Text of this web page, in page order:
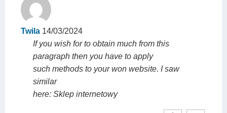
Twila 14/03/2024
If you wish for to obtain much from this
paragraph then you have to apply
such methods to your won website. I saw
similar
here: Sklep internetowy